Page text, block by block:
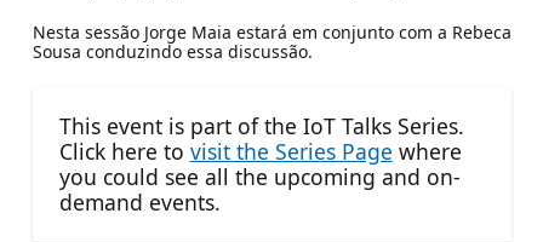
Nesta sessão Jorge Maia estará em conjunto com a Rebeca
Sousa conduzindo essa discussão.
This event is part of the IoT Talks Series.
Click here to visit the Series Page where
you could see all the upcoming and on-
demand events.